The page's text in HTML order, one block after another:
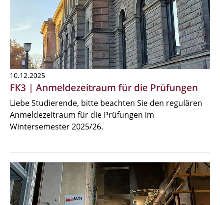
10.12.2025
FK3 | Anmeldezeitraum für die Prüfungen
Liebe Studierende, bitte beachten Sie den regulären
Anmeldezeitraum für die Prüfungen im
Wintersemester 2025/26.